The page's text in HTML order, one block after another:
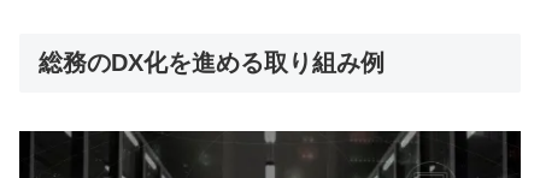
総務のDX化を進める取り組み例